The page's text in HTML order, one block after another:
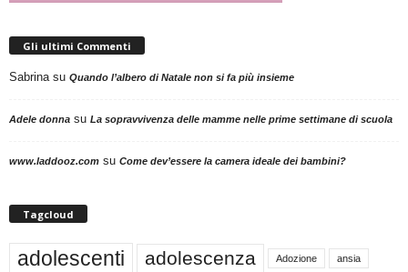
Gli ultimi Commenti
Sabrinasu Quando l’albero di Natale non si fa più insieme
Adele donna su La sopravvivenza delle mamme nelle prime settimane di scuola
www.laddooz.com su Come dev’essere la camera ideale dei bambini?
Tagcloud
adolescenti adolescenza Adozione ansia